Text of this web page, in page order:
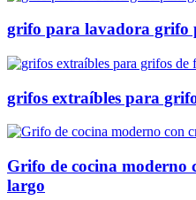
grifo para lavadora grifo
grifos extraíbles para
Grifo de cocina moderno
largo